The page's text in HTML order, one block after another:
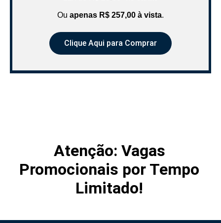
Ou apenas R$ 257,00 à vista.
Clique Aqui para Comprar
Atenção: Vagas
Promocionais por Tempo
Limitado!